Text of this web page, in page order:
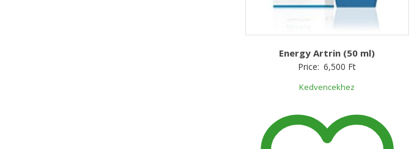
Energy Artrin (50 ml)
Price: 6,500 Ft
Kedvencekhez